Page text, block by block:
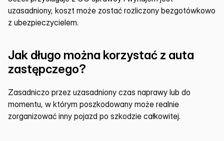
uzasadniony, koszt może zostać rozliczony bezgotówkowo
z ubezpieczycielem.
Jak długo można korzystać z auta
zastępczego?
Zasadniczo przez uzasadniony czas naprawy lub do
momentu, w którym poszkodowany może realnie
zorganizować inny pojazd po szkodzie całkowitej.